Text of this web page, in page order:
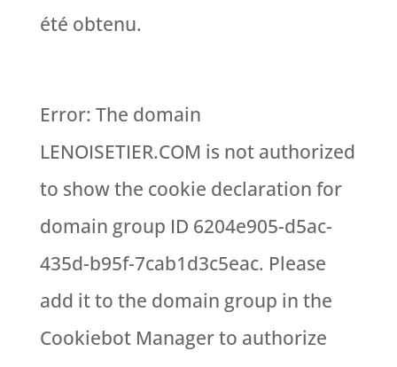
été obtenu.
Error: The domain
LENOISETIER.COM is not authorized
to show the cookie declaration for
domain group ID 6204e905-d5ac-
435d-b95f-7cab1d3c5eac. Please
add it to the domain group in the
Cookiebot Manager to authorize